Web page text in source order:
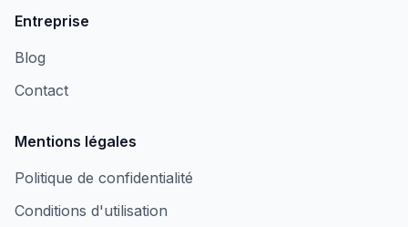
Entreprise
Blog
Contact
Mentions légales
Politique de confidentialité
Conditions d'utilisation